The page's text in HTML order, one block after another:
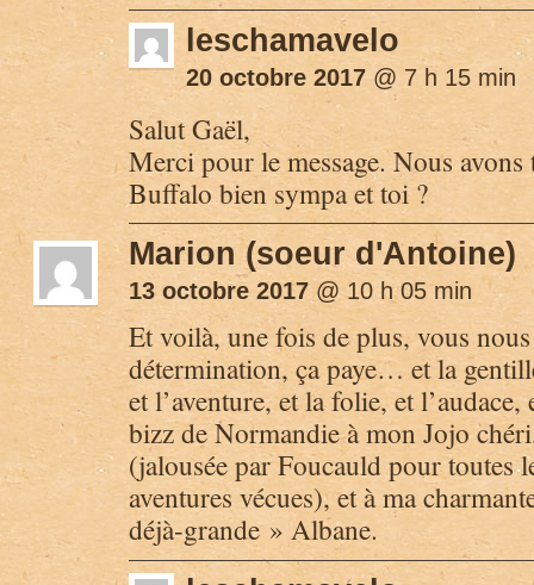
leschamavelo
20 octobre 2017 @ 7 h 15 min
Salut Gaël,
Merci pour le message. Nous
Buffalo bien sympa et toi ?
Marion (soeur d'Antoine)
13 octobre 2017 @ 10 h 05 min
Et voilà, une fois de plus, vous
détermination, ça paye… et la
et l’aventure, et la folie, et
bizz de Normandie à mon Jojo
(jalousée par Foucauld pour toutes
aventures vécues), et à ma
déjà-grande » Albane.